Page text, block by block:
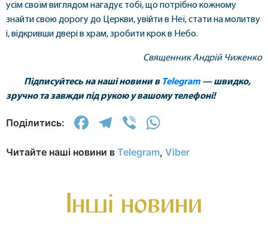
усім своїм виглядом нагадує тобі, що потрібно кожному
знайти свою дорогу до Церкви, увійти в Неї, стати на молитву
і, відкривши двері в храм, зробити крок в Небо.
Священник Андрій Чиженко
Підписуйтесь на наші новини в Telegram — швидко,
зручно та завжди під рукою у вашому телефоні!
Поділитись: Facebook
Telegram
Viber
Читайте наші новини в Telegram, Viber
Інші новини